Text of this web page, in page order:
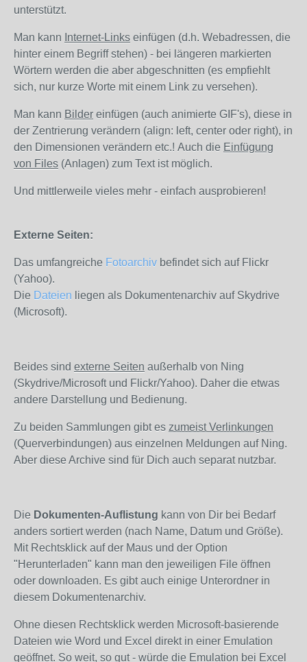
unterstützt.
Man kann Internet-Links einfügen (d.h. Webadressen, die
hinter einem Begriff stehen) - bei längeren markierten
Wörtern werden die aber abgeschnitten (es empfiehlt
sich, nur kurze Worte mit einem Link zu versehen).
Man kann Bilder einfügen (auch animierte GIF's), diese in
der Zentrierung verändern (align: left, center oder right), in
den Dimensionen verändern etc.! Auch die Einfügung
von Files (Anlagen) zum Text ist möglich.
Und mittlerweile vieles mehr - einfach ausprobieren!
Externe Seiten:
Das umfangreiche Fotoarchiv befindet sich auf Flickr
(Yahoo).
Die Dateien liegen als Dokumentenarchiv auf Skydrive
(Microsoft).
Beides sind externe Seiten außerhalb von Ning
(Skydrive/Microsoft und Flickr/Yahoo). Daher die etwas
andere Darstellung und Bedienung.
Zu beiden Sammlungen gibt es zumeist Verlinkungen
(Querverbindungen) aus einzelnen Meldungen auf Ning.
Aber diese Archive sind für Dich auch separat nutzbar.
Die Dokumenten-Auflistung kann von Dir bei Bedarf
anders sortiert werden (nach Name, Datum und Größe).
Mit Rechtsklick auf der Maus und der Option
"Herunterladen" kann man den jeweiligen File öffnen
oder downloaden. Es gibt auch einige Unterordner in
diesem Dokumentenarchiv.
Ohne diesen Rechtsklick werden Microsoft-basierende
Dateien wie Word und Excel direkt in einer Emulation
geöffnet. So weit, so gut - würde die Emulation bei Excel